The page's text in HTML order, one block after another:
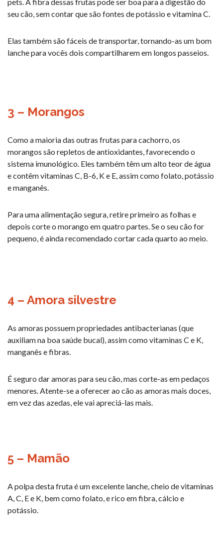
seu cão, sem contar que são fontes de potássio e vitamina C.
Elas também são fáceis de transportar, tornando-as um bom
lanche para vocês dois compartilharem em longos passeios.
3 – Morangos
Como a maioria das outras frutas para cachorro, os
morangos são repletos de antioxidantes, favorecendo o
sistema imunológico. Eles também têm um alto teor de água
e contêm vitaminas C, B-6, K e E, assim como folato, potássio
e manganês.
Para uma alimentação segura, retire primeiro as folhas e
depois corte o morango em quatro partes. Se o seu cão for
pequeno, é ainda recomendado cortar cada quarto ao meio.
4 – Amora silvestre
As amoras possuem propriedades antibacterianas (que
auxiliam na boa saúde bucal), assim como vitaminas C e K,
manganês e fibras.
É seguro dar amoras para seu cão, mas corte-as em pedaços
menores. Atente-se a oferecer ao cão as amoras mais doces,
em vez das azedas, ele vai apreciá-las mais.
5 – Mamão
A polpa desta fruta é um excelente lanche, cheio de vitaminas
A, C, E e K, bem como folato, e rico em fibra, cálcio e
potássio.